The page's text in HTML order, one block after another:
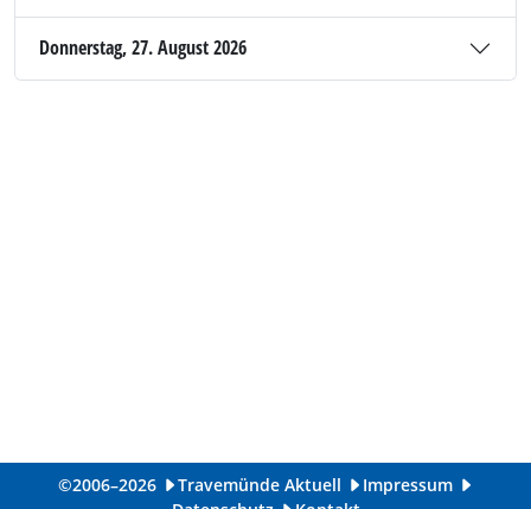
Donnerstag, 27. August 2026
©2006–2026 Travemünde Aktuell
Impressum